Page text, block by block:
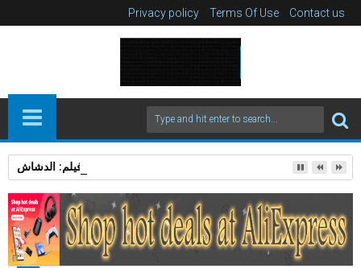
Privacy policy Terms Of Use Contact us
مراجعة فيلم: الدشاش